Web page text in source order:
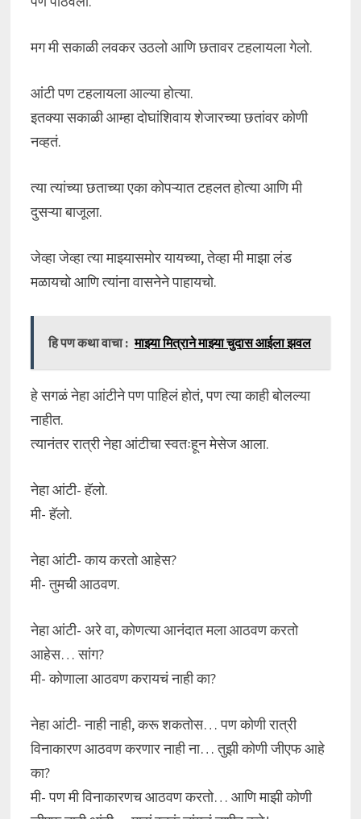
मग मी सकाळी लवकर उठलो आणि छतावर टहलायला गेलो.
आंटी पण टहलायला आल्या होत्या.
इतक्या सकाळी आम्हा दोघांशिवाय शेजारच्या छतांवर कोणी
नव्हतं.
त्या त्यांच्या छताच्या एका कोपऱ्यात टहलत होत्या आणि मी
दुसऱ्या बाजूला.
जेव्हा जेव्हा त्या माझ्यासमोर यायच्या, तेव्हा मी माझा लंड
मळायचो आणि त्यांना वासनेने पाहायचो.
हि पण कथा वाचा : माझ्या मित्राने माझ्या चुदास आईला झवल
हे सगळं नेहा आंटीने पण पाहिलं होतं, पण त्या काही बोलल्या
नाहीत.
त्यानंतर रात्री नेहा आंटीचा स्वतःहून मेसेज आला.
नेहा आंटी- हॅलो.
मी- हॅलो.
नेहा आंटी- काय करतो आहेस?
मी- तुमची आठवण.
नेहा आंटी- अरे वा, कोणत्या आनंदात मला आठवण करतो
आहेस… सांग?
मी- कोणाला आठवण करायचं नाही का?
नेहा आंटी- नाही नाही, करू शकतोस… पण कोणी रात्री
विनाकारण आठवण करणार नाही ना… तुझी कोणी जीएफ आहे
का?
मी- पण मी विनाकारणच आठवण करतो… आणि माझी कोणी